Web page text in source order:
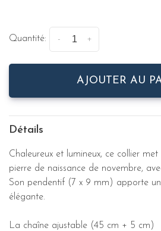
Quantité: +
-
AJOUTER AU
Détails
Chaleureux et lumineux, ce collier
pierre de naissance de novembre,
Son pendentif (7 x 9 mm) apporte
élégante.
La chaîne ajustable (45 cm + 5 cm)